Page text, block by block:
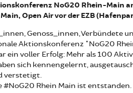
NoG20 Rhein-Main
Open Air vor der EZB
Genoss_innen, Verbündete
Aktionskonferenz "NoG20
ein voller Erfolg: Mehr als 100
sich kennengelernt,
verstetigt.
#NoG20 Rhein Main ist entstanden.